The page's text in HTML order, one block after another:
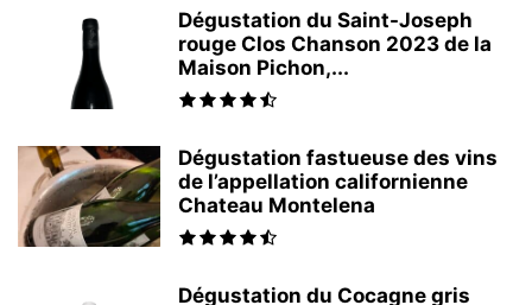
Dégustation du Saint-Joseph
rouge Clos Chanson 2023 de la
Maison Pichon,...
Dégustation fastueuse des vins
de l’appellation californienne
Chateau Montelena
Dégustation du Cocagne gris